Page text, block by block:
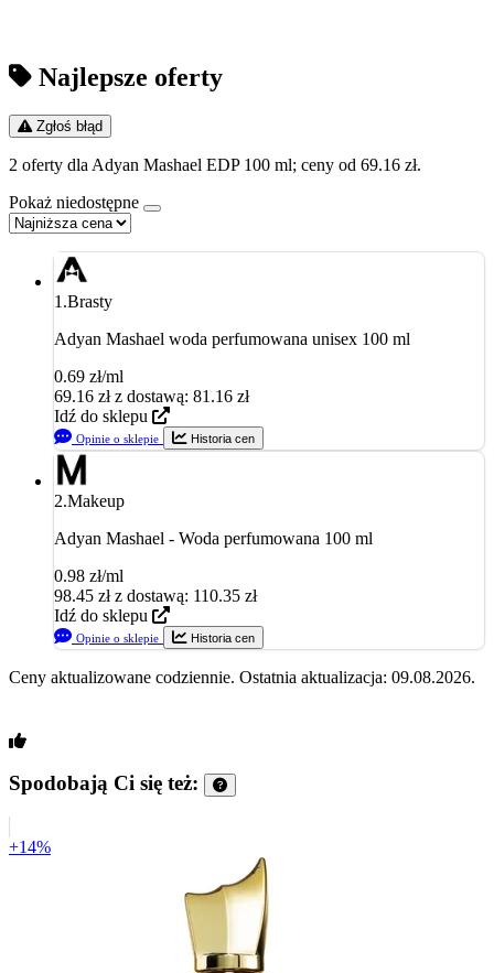
Najlepsze oferty
Zgłoś błąd
2 oferty dla Adyan Mashael EDP 100 ml; ceny od 69.16 zł.
Pokaż niedostępne
1.Brasty
Adyan Mashael woda perfumowana unisex 100 ml
0.69 zł/ml
69.16 zł z dostawą: 81.16 zł
Idź do sklepu
Opinie o sklepie Historia cen
2.Makeup
Adyan Mashael - Woda perfumowana 100 ml
0.98 zł/ml
98.45 zł z dostawą: 110.35 zł
Idź do sklepu
Opinie o sklepie Historia cen
Ceny aktualizowane codziennie. Ostatnia aktualizacja: 09.08.2026.
Spodobają Ci się też:
+14%